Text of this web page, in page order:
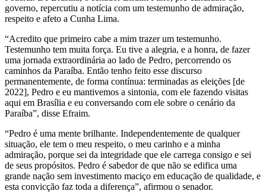
governo, repercutiu a notícia com um testemunho de admiração,
respeito e afeto a Cunha Lima.
“Acredito que primeiro cabe a mim trazer um testemunho.
Testemunho tem muita força. Eu tive a alegria, e a honra, de fazer
uma jornada extraordinária ao lado de Pedro, percorrendo os
caminhos da Paraíba. Então tenho feito esse discurso
permanentemente, de forma contínua: terminadas as eleições [de
2022], Pedro e eu mantivemos a sintonia, com ele fazendo visitas
aqui em Brasília e eu conversando com ele sobre o cenário da
Paraíba”, disse Efraim.
“Pedro é uma mente brilhante. Independentemente de qualquer
situação, ele tem o meu respeito, o meu carinho e a minha
admiração, porque sei da integridade que ele carrega consigo e sei
de seus propósitos. Pedro é sabedor de que não se edifica uma
grande nação sem investimento maciço em educação de qualidade, e
esta convicção faz toda a diferença”, afirmou o senador.